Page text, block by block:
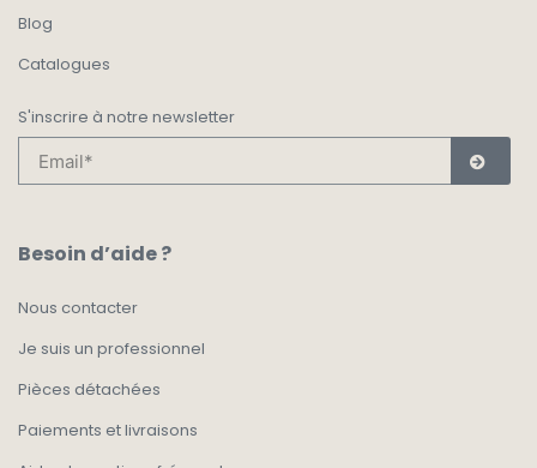
Blog
Catalogues
S'inscrire à notre newsletter
Besoin d’aide ?
Nous contacter
Je suis un professionnel
Pièces détachées
Paiements et livraisons